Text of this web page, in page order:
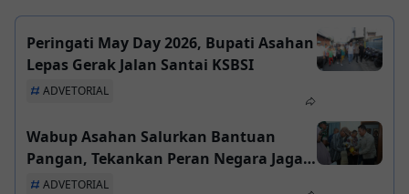
Peringati May Day 2026, Bupati Asahan
Lepas Gerak Jalan Santai KSBSI
ADVETORIAL
Wabup Asahan Salurkan Bantuan
Pangan, Tekankan Peran Negara Jaga
Stabilitas Ekonomi Warga
ADVETORIAL